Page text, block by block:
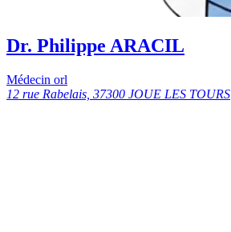
Dr. Philippe ARACIL
Médecin orl
12 rue Rabelais, 37300 JOUE LES TOURS